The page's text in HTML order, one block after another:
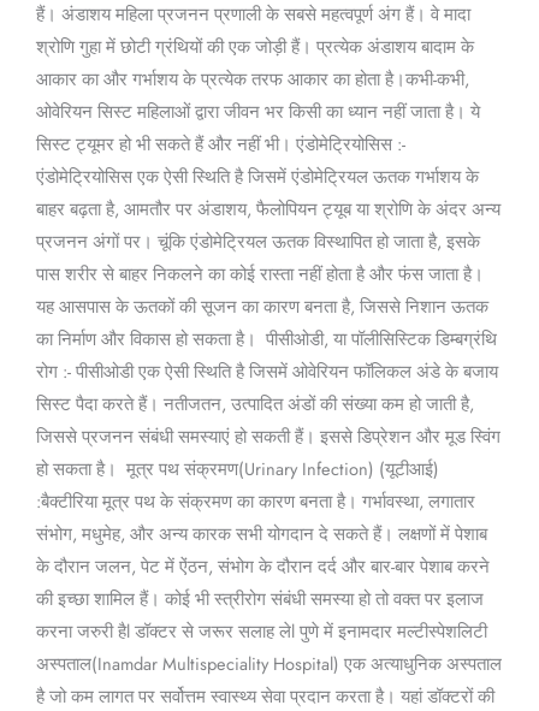
हैं। अंडाशय महिला प्रजनन प्रणाली के सबसे महत्वपूर्ण अंग हैं। वे मादा
श्रोणि गुहा में छोटी ग्रंथियों की एक जोड़ी हैं। प्रत्येक अंडाशय बादाम के
आकार का और गर्भाशय के प्रत्येक तरफ आकार का होता है।कभी-कभी,
ओवेरियन सिस्ट महिलाओं द्वारा जीवन भर किसी का ध्यान नहीं जाता है। ये
सिस्ट ट्यूमर हो भी सकते हैं और नहीं भी। एंडोमेट्रियोसिस :-
एंडोमेट्रियोसिस एक ऐसी स्थिति है जिसमें एंडोमेट्रियल ऊतक गर्भाशय के
बाहर बढ़ता है, आमतौर पर अंडाशय, फैलोपियन ट्यूब या श्रोणि के अंदर अन्य
प्रजनन अंगों पर। चूंकि एंडोमेट्रियल ऊतक विस्थापित हो जाता है, इसके
पास शरीर से बाहर निकलने का कोई रास्ता नहीं होता है और फंस जाता है।
यह आसपास के ऊतकों की सूजन का कारण बनता है, जिससे निशान ऊतक
का निर्माण और विकास हो सकता है। पीसीओडी, या पॉलीसिस्टिक डिम्बग्रंथि
रोग :- पीसीओडी एक ऐसी स्थिति है जिसमें ओवेरियन फॉलिकल अंडे के बजाय
सिस्ट पैदा करते हैं। नतीजतन, उत्पादित अंडों की संख्या कम हो जाती है,
जिससे प्रजनन संबंधी समस्याएं हो सकती हैं। इससे डिप्रेशन और मूड स्विंग
हो सकता है। मूत्र पथ संक्रमण(Urinary Infection) (यूटीआई)
:बैक्टीरिया मूत्र पथ के संक्रमण का कारण बनता है। गर्भावस्था, लगातार
संभोग, मधुमेह, और अन्य कारक सभी योगदान दे सकते हैं। लक्षणों में पेशाब
के दौरान जलन, पेट में ऐंठन, संभोग के दौरान दर्द और बार-बार पेशाब करने
की इच्छा शामिल हैं। कोई भी स्त्रीरोग संबंधी समस्या हो तो वक्त पर इलाज
करना जरुरी हैl डॉक्टर से जरूर सलाह लेl पुणे में इनामदार मल्टीस्पेशलिटी
अस्पताल(Inamdar Multispeciality Hospital) एक अत्याधुनिक अस्पताल
है जो कम लागत पर सर्वोत्तम स्वास्थ्य सेवा प्रदान करता है। यहां डॉक्टरों की